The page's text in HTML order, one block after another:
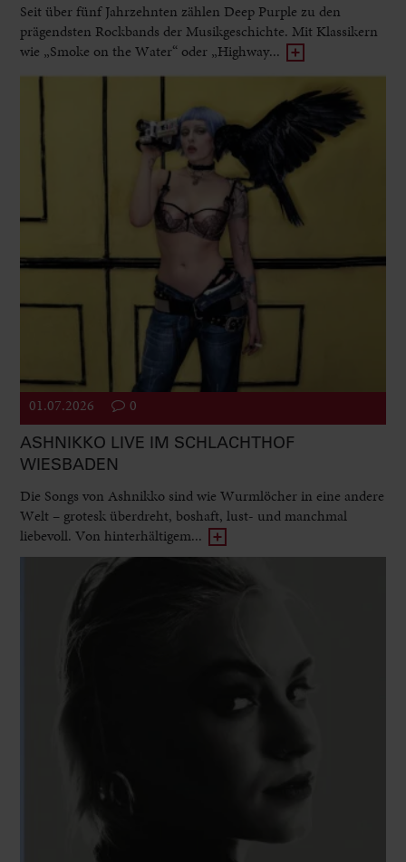
Seit über fünf Jahrzehnten zählen Deep Purple zu den
prägendsten Rockbands der Musikgeschichte. Mit Klassikern
wie „Smoke on the Water“ oder „Highway...
01.07.2026 0
ASHNIKKO LIVE IM SCHLACHTHOF
WIESBADEN
Die Songs von Ashnikko sind wie Wurmlöcher in eine andere
Welt – grotesk überdreht, boshaft, lust- und manchmal
liebevoll. Von hinterhältigem...